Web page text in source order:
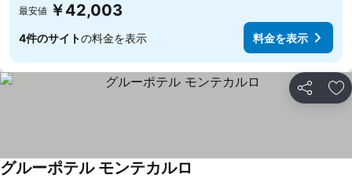
最安値 ￥42,003
4件のサイトの料金を表示 料金を表示
シェア お
グルーポテル モンテカルロ